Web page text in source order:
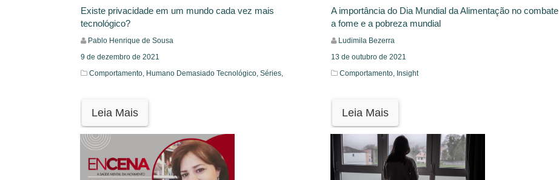
Existe privacidade em um mundo cada vez mais
tecnológico?
Pablo Henrique de Sousa
9 de dezembro de 2021
Comportamento, Humano Demasiado Tecnológico, Séries,
Leia Mais
A importância do Dia Mundial da Alimentação no combate
a fome e a pobreza mundial
Ludimila Bezerra
13 de outubro de 2021
Comportamento, Insight
Leia Mais